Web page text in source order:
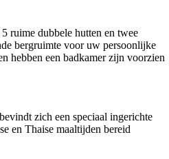
ruime dubbele hutten en twee
bergruimte voor uw persoonlijke
hebben een badkamer zijn voorzien
zich een speciaal ingerichte
en Thaise maaltijden bereid